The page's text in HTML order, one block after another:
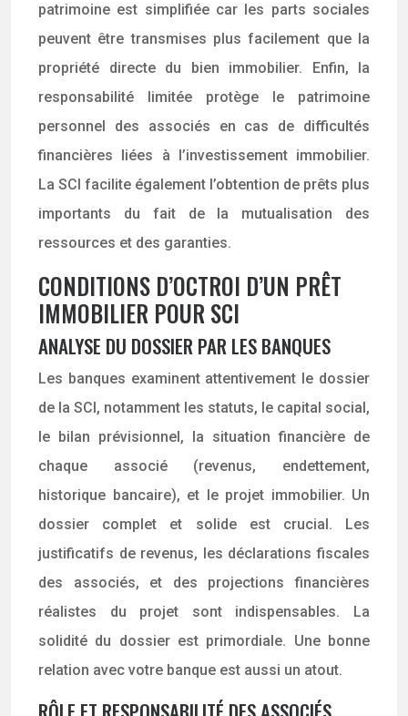
patrimoine est simplifiée car les parts sociales
peuvent être transmises plus facilement que la
propriété directe du bien immobilier. Enfin, la
responsabilité limitée protège le patrimoine
personnel des associés en cas de difficultés
financières liées à l’investissement immobilier.
La SCI facilite également l’obtention de prêts plus
importants du fait de la mutualisation des
ressources et des garanties.
CONDITIONS D’OCTROI D’UN PRÊT
IMMOBILIER POUR SCI
ANALYSE DU DOSSIER PAR LES BANQUES
Les banques examinent attentivement le dossier
de la SCI, notamment les statuts, le capital social,
le bilan prévisionnel, la situation financière de
chaque associé (revenus, endettement,
historique bancaire), et le projet immobilier. Un
dossier complet et solide est crucial. Les
justificatifs de revenus, les déclarations fiscales
des associés, et des projections financières
réalistes du projet sont indispensables. La
solidité du dossier est primordiale. Une bonne
relation avec votre banque est aussi un atout.